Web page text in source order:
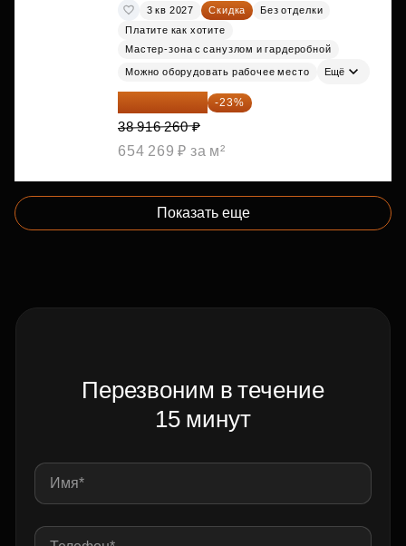
3 кв 2027 Скидка
Без отделки
Платите как хотите
Мастер-зона с санузлом и гардеробной
Можно оборудовать рабочее место Ещё
29 965 520 ₽ -23%
38 916 260 ₽
654 269 ₽ за м²
Показать еще
Перезвоним в течение
15 минут